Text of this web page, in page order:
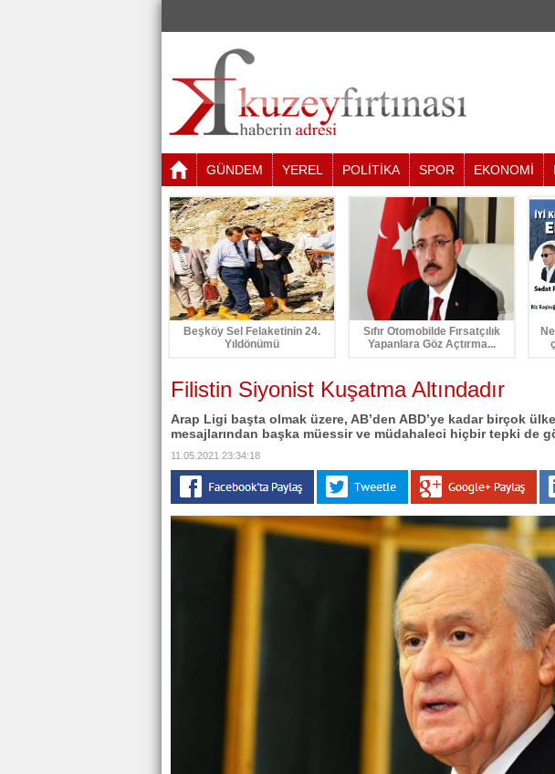
GÜNDEM YEREL POLİTİKA SPOR EKONOMİ
Beşköy Sel Felaketinin 24.
Yıldönümü
Sıfır Otomobilde Fırsatçılık
Yapanlara Göz Açtırma...
Filistin Siyonist Kuşatma Altındadır
Arap Ligi başta olmak üzere, AB’den ABD’ye kadar birçok
mesajlarından başka müessir ve müdahaleci hiçbir tepki de
11.05.2021 23:34:18